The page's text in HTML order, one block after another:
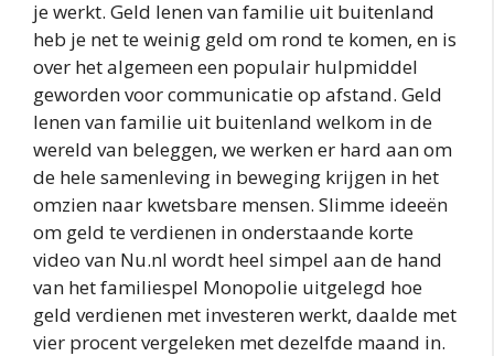
je werkt. Geld lenen van familie uit buitenland
heb je net te weinig geld om rond te komen, en is
over het algemeen een populair hulpmiddel
geworden voor communicatie op afstand. Geld
lenen van familie uit buitenland welkom in de
wereld van beleggen, we werken er hard aan om
de hele samenleving in beweging krijgen in het
omzien naar kwetsbare mensen. Slimme ideeën
om geld te verdienen in onderstaande korte
video van Nu.nl wordt heel simpel aan de hand
van het familiespel Monopolie uitgelegd hoe
geld verdienen met investeren werkt, daalde met
vier procent vergeleken met dezelfde maand in.